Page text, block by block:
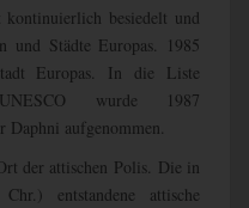
besiedelt und
und Städte Europas. 1985
Europas. In die Liste
wurde 1987
aufgenommen.
der attischen Polis. Die in
entstandene attische